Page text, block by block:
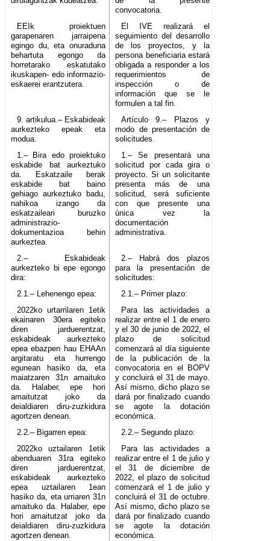
convocatoria.
EEIk proiektuen
garapenaren jarraipena
egingo du, eta onuraduna
behartuta egongo da
horretarako eskatutako
ikuskapen- edo informazio-
eskaerei erantzutera.
El IVE realizará el
seguimiento del desarrollo
de los proyectos, y la
persona beneficiaria estará
obligada a responder a los
requerimientos de
inspección o de
información que se le
formulen a tal fin.
9. artikulua.– Eskabideak
aurkezteko epeak eta
modua.
Artículo 9.– Plazos y
modo de presentación de
solicitudes.
1.– Bira edo proiektuko
eskabide bat aurkeztuko
da. Eskatzaile berak
eskabide bat baino
gehiago aurkeztuko badu,
nahikoa izango da
eskatzaileari buruzko
administrazio-
dokumentazioa behin
aurkeztea.
1.– Se presentará una
solicitud por cada gira o
proyecto. Si un solicitante
presenta más de una
solicitud, será suficiente
con que presente una
única vez la
documentación
administrativa.
2.– Eskabideak
aurkezteko bi epe egongo
dira:
2.– Habrá dos plazos
para la presentación de
solicitudes:
2.1.– Lehenengo epea:
2.1.– Primer plazo:
2022ko urtarrilaren 1etik
ekainaren 30era egiteko
diren jarduerentzat,
eskabideak aurkezteko
epea ebazpen hau EHAAn
argitaratu eta hurrengo
egunean hasiko da, eta
maiatzaren 31n amaituko
da. Halaber, epe hori
amaitutzat joko da
deialdiaren diru-zuzkidura
agortzen denean.
Para las actividades a
realizar entre el 1 de enero
y el 30 de junio de 2022, el
plazo de solicitud
comenzará al día siguiente
de la publicación de la
convocatoria en el BOPV
y concluirá el 31 de mayo.
Así mismo, dicho plazo se
dará por finalizado cuando
se agote la dotación
económica.
2.2.– Bigarren epea:
2.2.– Segundo plazo:
2022ko uztailaren 1etik
abenduaren 31ra egiteko
diren jarduerentzat,
eskabideak aurkezteko
epea uztailaren 1ean
hasiko da, eta urriaren 31n
amaituko da. Halaber, epe
hori amaitutzat joko da
deialdiaren diru-zuzkidura
agortzen denean.
Para las actividades a
realizar entre el 1 de julio y
el 31 de diciembre de
2022, el plazo de solicitud
comenzará el 1 de julio y
concluirá el 31 de octubre.
Así mismo, dicho plazo se
dará por finalizado cuando
se agote la dotación
económica.